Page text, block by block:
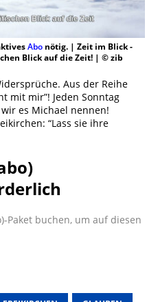
Abonötig. | Zeit im Blick -
Blick auf die Zeit! | © zib
Aus der Reihe
mit mir”! Jeden Sonntag
es Michael nennen!
“Lass sie ihre
Paket buchen, um auf diesen